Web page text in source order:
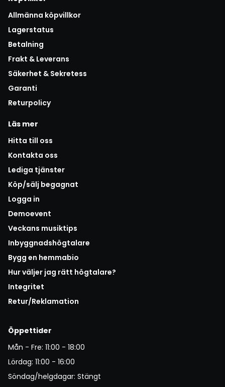
Allmänna köpvillkor
Lagerstatus
Betalning
Frakt & Leverans
Säkerhet & Sekretess
Garanti
Returpolicy
Läs mer
Hitta till oss
Kontakta oss
Lediga tjänster
Köp/sälj begagnat
Logga in
Demoevent
Veckans musiktips
Inbyggnadshögtalare
Bygg en hemmabio
Hur väljer jag rätt högtalare?
Integritet
Retur/Reklamation
Öppettider
Mån - Fre: 11:00 - 18:00
Lördag: 11:00 - 16:00
Söndag/helgdagar: Stängt